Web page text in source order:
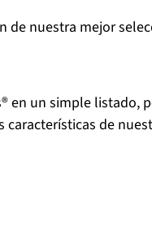
de nuestra mejor
en un simple
características de